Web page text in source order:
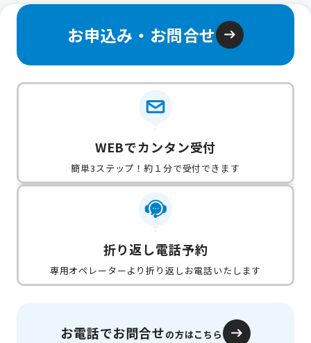
お申込み・お問合せ
WEBでカンタン受付
簡単3ステップ！約１分で受付できます
折り返し電話予約
専用オペレーターより折り返しお電話いたします
お電話でお問合せの方はこちら